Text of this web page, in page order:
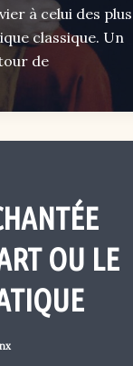
à celui des plus
classique. Un
de
OU LE